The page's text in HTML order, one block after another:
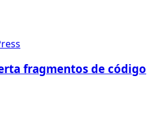
fragmentos de código